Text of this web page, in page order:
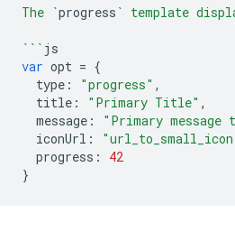
The `progress ` template
``` js
var opt = {
type : "progress" ,
title : "Primary Title" ,
message : "Primary
iconUrl :
progress :
42
}